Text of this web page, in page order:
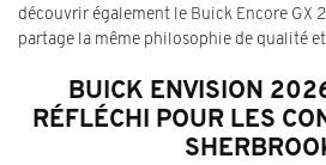
découvrir également le Buick Encore GX
partage la même philosophie de qualité
BUICK ENVISION
RÉFLÉCHI POUR LES